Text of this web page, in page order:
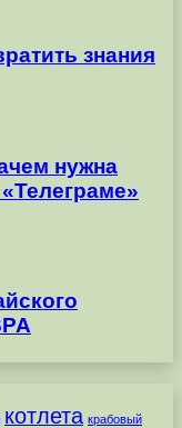
знания
нужна
котлета крабовый